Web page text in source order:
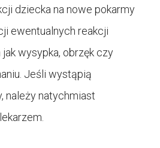
dziecka na nowe pokarmy
ewentualnych reakcji
wysypka, obrzęk czy
Jeśli wystąpią
należy natychmiast